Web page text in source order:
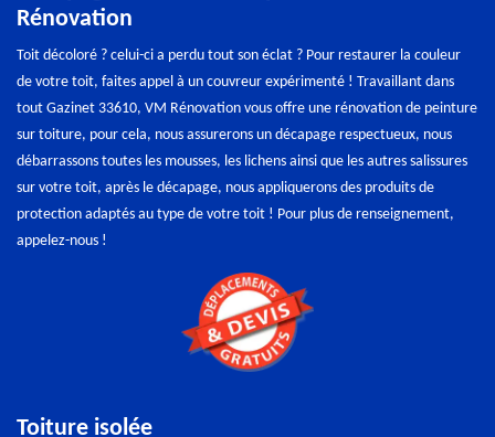
Rénovation
Toit décoloré ? celui-ci a perdu tout son éclat ? Pour restaurer la couleur
de votre toit, faites appel à un couvreur expérimenté ! Travaillant dans
tout Gazinet 33610, VM Rénovation vous offre une rénovation de peinture
sur toiture, pour cela, nous assurerons un décapage respectueux, nous
débarrassons toutes les mousses, les lichens ainsi que les autres salissures
sur votre toit, après le décapage, nous appliquerons des produits de
protection adaptés au type de votre toit ! Pour plus de renseignement,
appelez-nous !
Toiture isolée